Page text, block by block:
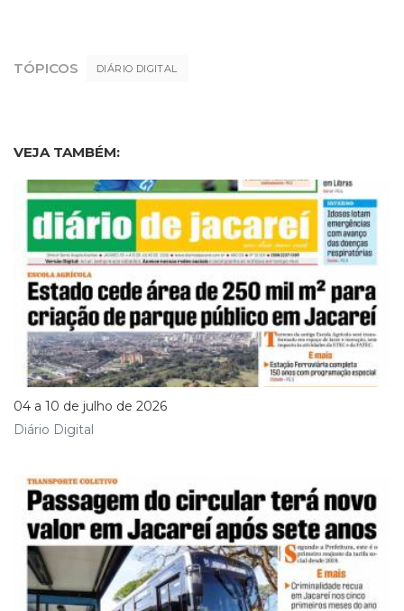
TÓPICOS DIÁRIO DIGITAL
VEJA TAMBÉM:
04 a 10 de julho de 2026
Diário Digital